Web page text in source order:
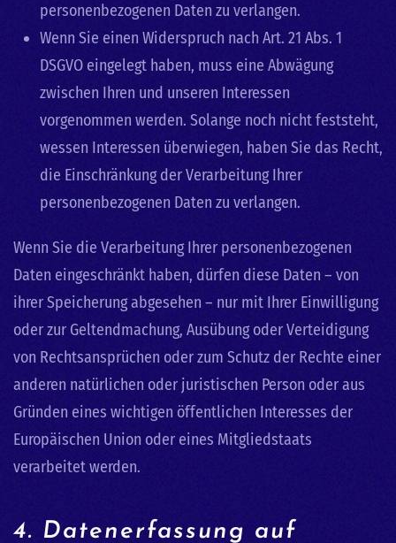
personenbezogenen Daten zu verlangen.
Wenn Sie einen Widerspruch nach Art. 21 Abs. 1
DSGVO eingelegt haben, muss eine Abwägung
zwischen Ihren und unseren Interessen
vorgenommen werden. Solange noch nicht feststeht,
wessen Interessen überwiegen, haben Sie das Recht,
die Einschränkung der Verarbeitung Ihrer
personenbezogenen Daten zu verlangen.
Wenn Sie die Verarbeitung Ihrer personenbezogenen
Daten eingeschränkt haben, dürfen diese Daten – von
ihrer Speicherung abgesehen – nur mit Ihrer Einwilligung
oder zur Geltendmachung, Ausübung oder Verteidigung
von Rechtsansprüchen oder zum Schutz der Rechte einer
anderen natürlichen oder juristischen Person oder aus
Gründen eines wichtigen öffentlichen Interesses der
Europäischen Union oder eines Mitgliedstaats
verarbeitet werden.
4. Datenerfassung auf